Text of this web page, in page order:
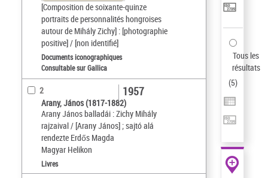
[Composition de soixante-quinze
portraits de personnalités hongroises
autour de Mihály Zichy] : [photographie
positive] / [non identifié]
Documents iconographiques
Consultable sur Gallica
2
Arany, János (1817-1882)
Arany János balladái : Zichy Mihály
rajzaival / [Arany János] ; sajtó alá
rendezte Erdős Magda
Magyar Helikon
1957
Livres
Tous les
résultats
(5)